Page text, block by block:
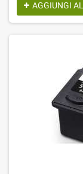
AGGIUNGI